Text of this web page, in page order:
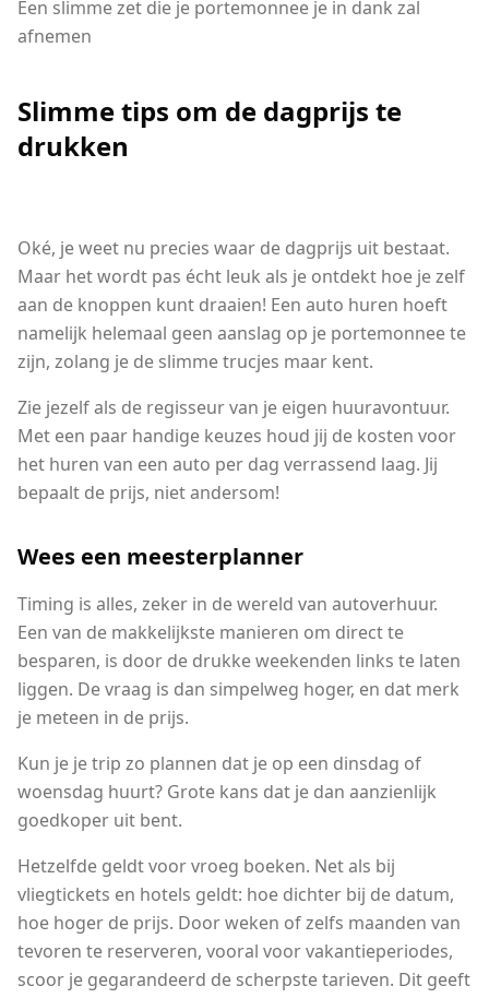
Een slimme zet die je portemonnee je in dank zal
afnemen
Slimme tips om de dagprijs te
drukken
Oké, je weet nu precies waar de dagprijs uit bestaat.
Maar het wordt pas écht leuk als je ontdekt hoe je zelf
aan de knoppen kunt draaien! Een auto huren hoeft
namelijk helemaal geen aanslag op je portemonnee te
zijn, zolang je de slimme trucjes maar kent.
Zie jezelf als de regisseur van je eigen huuravontuur.
Met een paar handige keuzes houd jij de kosten voor
het huren van een auto per dag verrassend laag. Jij
bepaalt de prijs, niet andersom!
Wees een meesterplanner
Timing is alles, zeker in de wereld van autoverhuur.
Een van de makkelijkste manieren om direct te
besparen, is door de drukke weekenden links te laten
liggen. De vraag is dan simpelweg hoger, en dat merk
je meteen in de prijs.
Kun je je trip zo plannen dat je op een dinsdag of
woensdag huurt? Grote kans dat je dan aanzienlijk
goedkoper uit bent.
Hetzelfde geldt voor vroeg boeken. Net als bij
vliegtickets en hotels geldt: hoe dichter bij de datum,
hoe hoger de prijs. Door weken of zelfs maanden van
tevoren te reserveren, vooral voor vakantieperiodes,
scoor je gegarandeerd de scherpste tarieven. Dit geeft